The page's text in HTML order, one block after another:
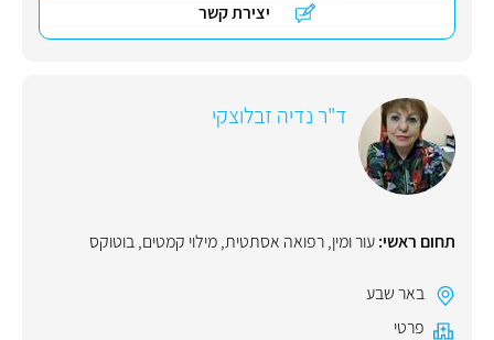
יצירת קשר
ד"ר נדיה זבלוצקי
תחום ראשי:עור ומין,רפואה אסתטית,מילוי קמטים,בוטוקס
באר שבע
פרטי